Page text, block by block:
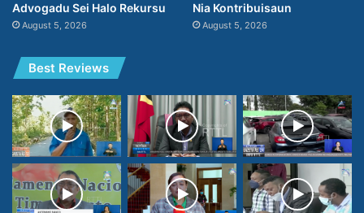
Advogadu Sei Halo Rekursu
August 5, 2026
Nia Kontribuisaun
August 5, 2026
Best Reviews